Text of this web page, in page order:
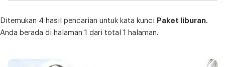
Ditemukan 4 hasil pencarian untuk kata kunci Paket liburan.
Anda berada di halaman 1 dari total 1 halaman.